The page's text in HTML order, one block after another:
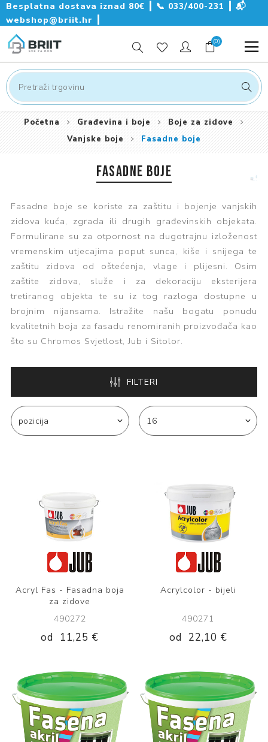
Besplatna dostava iznad 80€ ┃ 📞 033/400-231
📬
webshop@briit.hr
(0)
Početna Građevina i boje
Boje za zidove
Vanjske boje
Fasadne boje
FASADNE BOJE
Fasadne boje se koriste za zaštitu i bojenje vanjskih
zidova kuća, zgrada ili drugih građevinskih objekata.
Formulirane su za otpornost na dugotrajnu izloženost
vremenskim utjecajima poput sunca, kiše i snijega te
zaštitu zidova od oštećenja, vlage i plijesni. Osim
zaštite zidova, služe i za dekoraciju eksterijera
tretiranog objekta te su iz tog razloga dostupne u
brojnim nijansama. Istražite našu bogatu ponudu
kvalitetnih boja za fasadu renomiranih proizvođača kao
što su Chromos Svjetlost, Jub i Sitolor.
FILTERI
Acryl Fas - Fasadna boja
za zidove
490272
od 11,25 €
Acrylcolor - bijeli
490271
od 22,10 €